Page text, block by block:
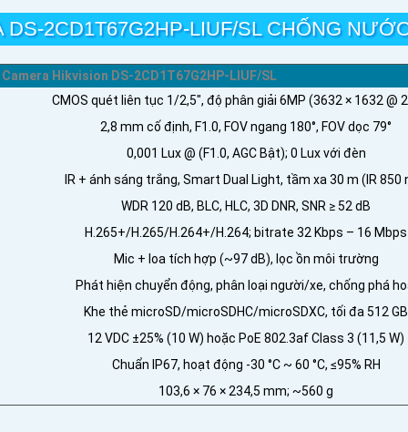
DS-2CD1T67G2HP-LIUF/SL CHỐNG
Hikvision DS-2CD1T67G2HP-LIUF/SL
CMOS quét liên tục 1/2,5", độ phân giải 6MP (3632 × 1632 @
2,8 mm cố định, F1.0, FOV ngang 180°, FOV dọc 79°
0,001 Lux @ (F1.0, AGC Bật); 0 Lux với đèn
IR + ánh sáng trắng, Smart Dual Light, tầm xa 30 m (IR 850
WDR 120 dB, BLC, HLC, 3D DNR, SNR ≥ 52 dB
H.265+/H.265/H.264+/H.264; bitrate 32 Kbps – 16 Mbps
Mic + loa tích hợp (~97 dB), lọc ồn môi trường
Phát hiện chuyển động, phân loại người/xe, chống phá
Khe thẻ microSD/microSDHC/microSDXC, tối đa 512 GB
12 VDC ±25% (10 W) hoặc PoE 802.3af Class 3 (11,5 W)
Chuẩn IP67, hoạt động -30 °C ~ 60 °C, ≤95% RH
103,6 × 76 × 234,5 mm; ~560 g